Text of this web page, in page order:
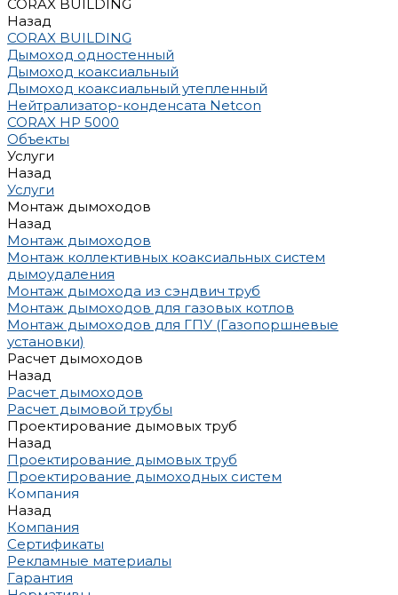
CORAX BUILDING
Назад
CORAX BUILDING
Дымоход одностенный
Дымоход коаксиальный
Дымоход коаксиальный утепленный
Нейтрализатор-конденсата Netcon
CORAX HP 5000
Объекты
Услуги
Назад
Услуги
Монтаж дымоходов
Назад
Монтаж дымоходов
Монтаж коллективных коаксиальных систем
дымоудаления
Монтаж дымохода из сэндвич труб
Монтаж дымоходов для газовых котлов
Монтаж дымоходов для ГПУ (Газопоршневые
установки)
Расчет дымоходов
Назад
Расчет дымоходов
Расчет дымовой трубы
Проектирование дымовых труб
Назад
Проектирование дымовых труб
Проектирование дымоходных систем
Компания
Назад
Компания
Сертификаты
Рекламные материалы
Гарантия